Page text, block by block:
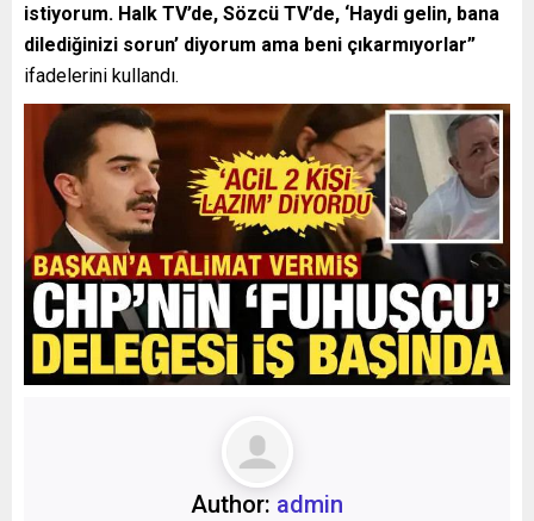
istiyorum. Halk TV’de, Sözcü TV’de, ‘Haydi gelin, bana
dilediğinizi sorun’ diyorum ama beni çıkarmıyorlar”
ifadelerini kullandı.
Author: admin